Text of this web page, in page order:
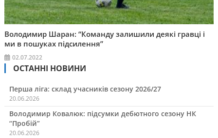
Володимир Шаран: “Команду залишили деякі гравці і
ми в пошуках підсилення”
02.07.2022
ОСТАННІ НОВИНИ
Перша ліга: склад учасників сезону 2026/27
20.06.2026
Володимир Ковалюк: підсумки дебютного сезону НК
“Пробій”
20.06.2026